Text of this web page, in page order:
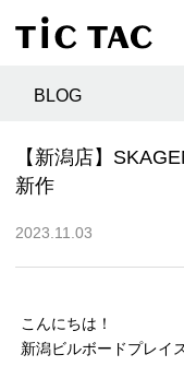
BLOG
【新潟店】
新作
2023.11.03
こんにちは！
新潟ビルボードプレイ